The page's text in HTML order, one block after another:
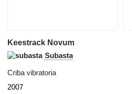
Keestrack Novum
Subasta
Criba vibratoria
2007